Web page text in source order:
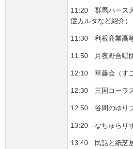
11:20 群馬パース
症カルタなど紹介）
11:30 利根商業高
11:50 月夜野合唱
12:10 華藤会（す
12:30 三国コーラ
12:50 谷間のゆり
13:20 なちゅらり
13:40 民話と紙芝